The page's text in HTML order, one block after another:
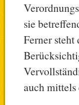
sie
Ferner steht
auch